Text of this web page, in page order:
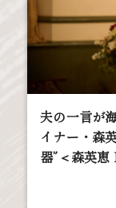
夫の一言が
イナー・森
器”＜森英